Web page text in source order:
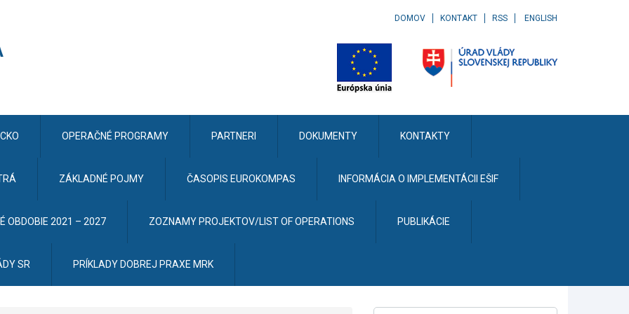
DOMOV KONTAKT RSS ENGLISH
CKO OPERAČNÉ PROGRAMY PARTNERI DOKUMENTY KONTAKTY
ZÁKLADNÉ POJMY ČASOPIS EUROKOMPAS INFORMÁCIA O IMPLEMENTÁCII EŠIF
OBDOBIE 2021 – 2027 ZOZNAMY PROJEKTOV/LIST OF OPERATIONS PUBLIKÁCIE
SR PRÍKLADY DOBREJ PRAXE MRK